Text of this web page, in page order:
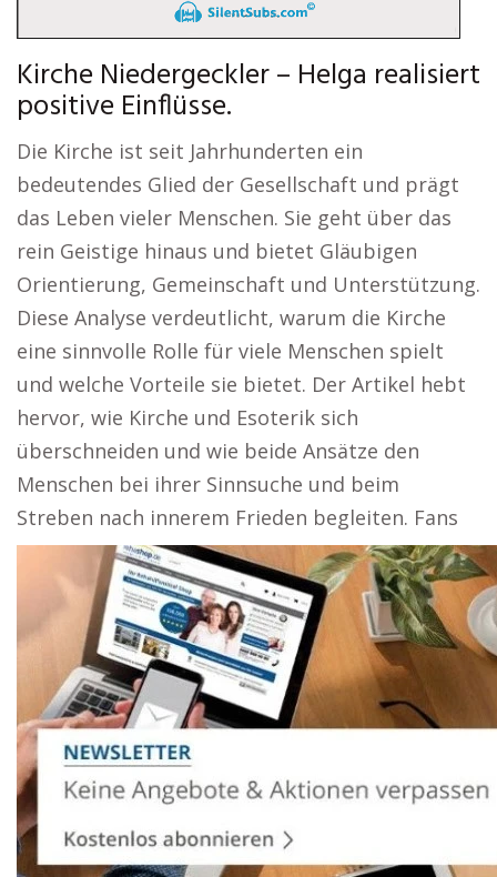
Kirche Niedergeckler – Helga realisiert
positive Einflüsse.
Die Kirche ist seit Jahrhunderten ein
bedeutendes Glied der Gesellschaft und prägt
das Leben vieler Menschen. Sie geht über das
rein Geistige hinaus und bietet Gläubigen
Orientierung, Gemeinschaft und Unterstützung.
Diese Analyse verdeutlicht, warum die Kirche
eine sinnvolle Rolle für viele Menschen spielt
und welche Vorteile sie bietet. Der Artikel hebt
hervor, wie Kirche und Esoterik sich
überschneiden und wie beide Ansätze den
Menschen bei ihrer Sinnsuche und beim
Streben nach innerem Frieden begleiten. Fans